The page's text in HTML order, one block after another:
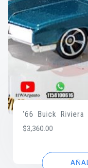
’66 Buick
$3,360.00